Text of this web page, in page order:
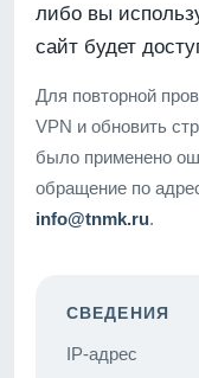
либо вы
сайт будет
Для повторной
VPN и обновить
было применено
обращение по
info@tnmk.ru.
СВЕДЕНИЯ
IP-адрес